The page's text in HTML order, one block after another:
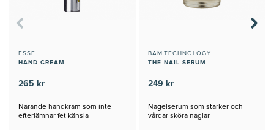
ESSE
HAND CREAM
265 kr
Närande handkräm som inte
efterlämnar fet känsla
BAM.TECHNOLOGY
THE NAIL SERUM
249 kr
Nagelserum som stärker och
vårdar sköra naglar